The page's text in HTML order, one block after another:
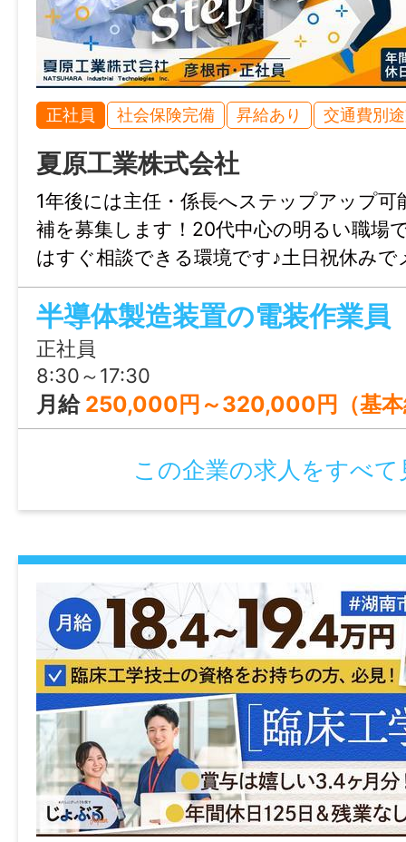
HOPPA近江八幡 523-0082 滋賀県近江八
——————
仕事内容変更の可能性：なし
就業場所
滋賀県大津市、草津市、栗東市、湖南市、
の詳細は仕事内容欄に記載
勤務地変更の可能性：あり
勤務地の変更先：ご自宅から通勤圏内
給与
月給 229,010円～290,020円
※上記は、資格手当/地域手当/処遇改善Ⅱ手
当/処遇改善Ⅳ手当込み。
※処遇改善手当は行政による補助金のため
※短・専卒で保育士正社員経歴が2年以上あ
等になる。
給与モデル
《想定年収・東京都4大卒の一例です》
入社01年目 370万円～
入社03年目 420万円～
入社05年目 489万円～
入社10年目 509万円～
※想定年収は1年間在籍した際に支給される
す。
正社員 社会保険完備 昇給あり 交通費別
夏原工業株式会社
1年後には主任・係長へステップアップ可
補を募集します！20代中心の明るい職場
はすぐ相談できる環境です♪土日祝休み
た働き方が可能。野球やサッカーなどサ
で、仲間と楽しく働けます！
正社員
8:30～17:30
月給 250,000円～320,000円（基本給・主任） ＋各種手当＋賞与年2回 ※
この企業の求人をすべて